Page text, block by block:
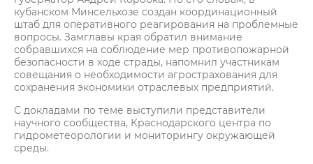
кубанском Минсельхозе создан координационный
штаб для оперативного реагирования на проблемные
вопросы. Замглавы края обратил внимание
собравшихся на соблюдение мер противопожарной
безопасности в ходе страды, напомнил участникам
совещания о необходимости агрострахования для
сохранения экономики отраслевых предприятий.
С докладами по теме выступили представители
научного сообщества, Краснодарского центра по
гидрометеорологии и мониторингу окружающей
среды.